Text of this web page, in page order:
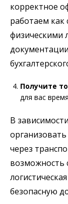
корректное
работаем как
физическими
Получите
для вас
В
через
возможность
безопасную